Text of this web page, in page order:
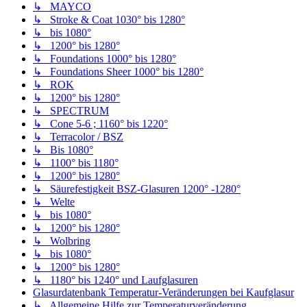
↳ MAYCO
↳ Stroke & Coat 1030° bis 1280°
↳ bis 1080°
↳ 1200° bis 1280°
↳ Foundations 1000° bis 1280°
↳ Foundations Sheer 1000° bis 1280°
↳ ROK
↳ 1200° bis 1280°
↳ SPECTRUM
↳ Cone 5-6 ; 1160° bis 1220°
↳ Terracolor / BSZ
↳ Bis 1080°
↳ 1100° bis 1180°
↳ 1200° bis 1280°
↳ Säurefestigkeit BSZ-Glasuren 1200° -1280°
↳ Welte
↳ bis 1080°
↳ 1200° bis 1280°
↳ Wolbring
↳ bis 1080°
↳ 1200° bis 1280°
↳ 1180° bis 1240° und Laufglasuren
Glasurdatenbank Temperatur-Veränderungen bei Kaufglasur